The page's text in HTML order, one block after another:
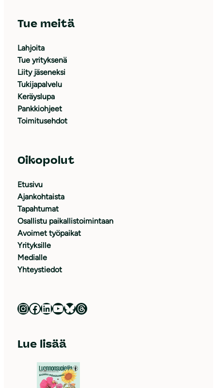
Tue meitä
Lahjoita
Tue yrityksenä
Liity jäseneksi
Tukijapalvelu
Keräyslupa
Pankkiohjeet
Toimitusehdot
Oikopolut
Etusivu
Ajankohtaista
Tapahtumat
Osallistu paikallistoimintaan
Avoimet työpaikat
Yrityksille
Medialle
Yhteystiedot
Luonnonsuojeluliitto Instagramissa Luonnonsuojeluliitto Facebookissa Luonnonsuojeluliitto LinkedInissä Luonnonsuojeluliiton YouTube-kanava Luonnonsuojeluliitto Blueskyssa Luonnonsuojeluliitto Threadsissa
Lue lisää